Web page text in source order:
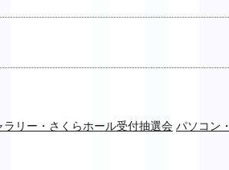
リー・さくらホール受付抽選会 パソコン